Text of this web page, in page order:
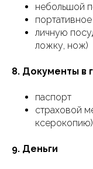
небольшой
личную
ложку, нож)
8. Документы в
паспорт
страховой
ксерокопию)
9. Деньги